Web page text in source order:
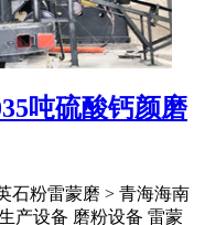
吨硫酸钙颜磨
石粉雷蒙磨 > 青海海南
产设备 磨粉设备 雷蒙